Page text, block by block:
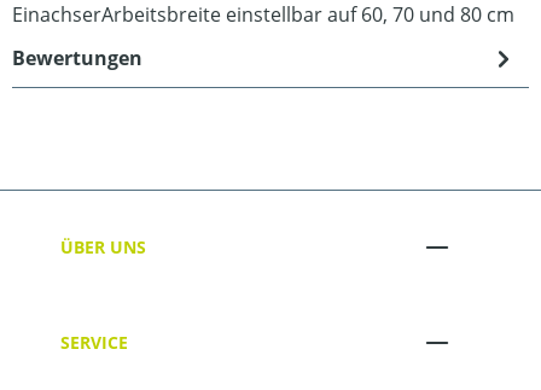
EinachserArbeitsbreite einstellbar auf 60, 70 und 80 cm
Bewertungen
ÜBER UNS
SERVICE